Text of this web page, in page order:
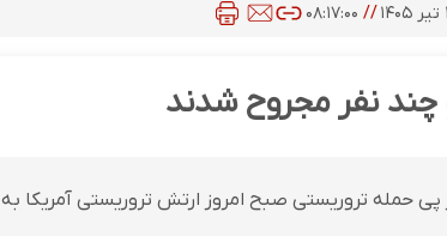
// ۰۸:۱۷:۰۰
حمله تروریستی صبح امروز ارتش تروریستی آمریکا به